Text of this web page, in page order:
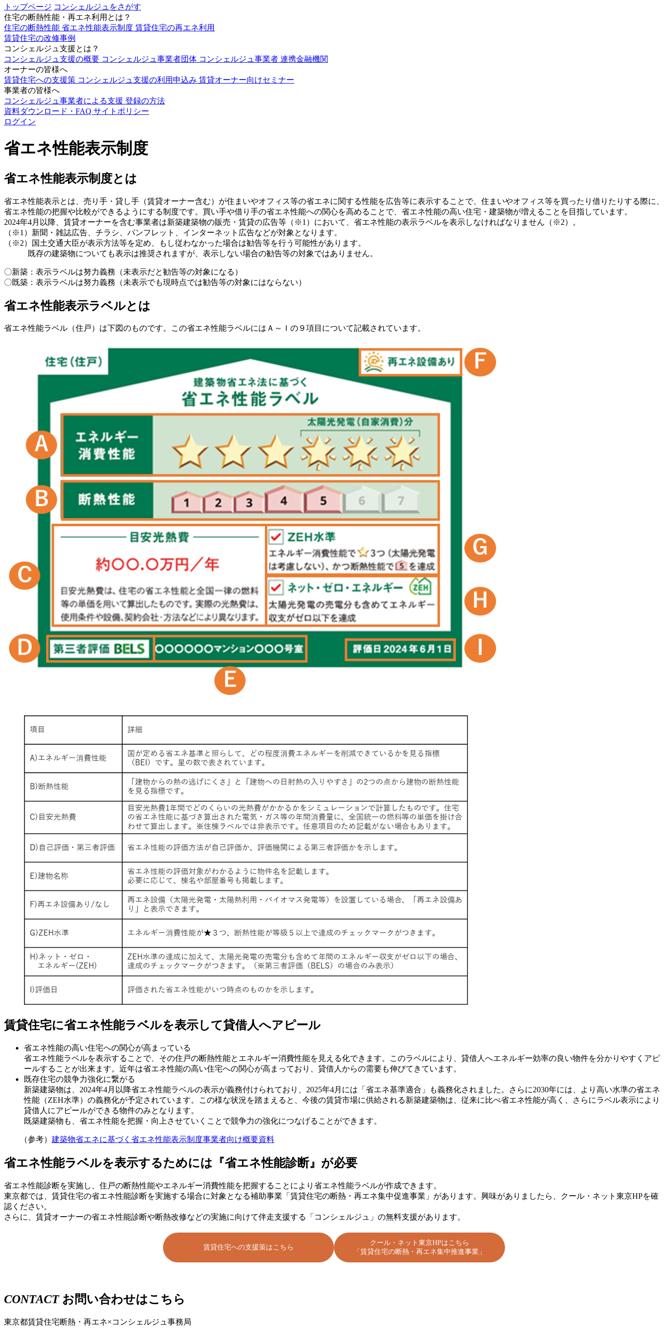
トップページ コンシェルジュをさがす
住宅の断熱性能・再エネ利用とは？
住宅の断熱性能 省エネ性能表示制度 賃貸住宅の再エネ利用
賃貸住宅の改修事例
コンシェルジュ支援とは？
コンシェルジュ支援の概要 コンシェルジュ事業者団体 コンシェルジュ事業者 連携金融機関
オーナーの皆様へ
賃貸住宅への支援策 コンシェルジュ支援の利用申込み 賃貸オーナー向けセミナー
事業者の皆様へ
コンシェルジュ事業者による支援 登録の方法
資料ダウンロード・FAQ サイトポリシー
ログイン
省エネ性能表示制度
省エネ性能表示制度とは
省エネ性能表示とは、売り手・貸し手（賃貸オーナー含む）が住まいやオフィス等の省エネに関する性能を広告等に表示することで、住まいやオフィス等を買ったり借りたりする際に、
省エネ性能の把握や比較ができるようにする制度です。買い手や借り手の省エネ性能への関心を高めることで、省エネ性能の高い住宅・建築物が増えることを目指しています。
2024年4月以降、賃貸オーナーを含む事業者は新築建築物の販売・賃貸の広告等（※1）において、省エネ性能の表示ラベルを表示しなければなりません（※2）。
（※1）新聞・雑誌広告、チラシ、パンフレット、インターネット広告などが対象となります。
（※2）国土交通大臣が表示方法等を定め、もし従わなかった場合は勧告等を行う可能性があります。
既存の建築物についても表示は推奨されますが、表示しない場合の勧告等の対象ではありません。
〇新築：表示ラベルは努力義務（未表示だと勧告等の対象になる）
〇既築：表示ラベルは努力義務（未表示でも現時点では勧告等の対象にはならない）
省エネ性能表示ラベルとは
省エネ性能ラベル（住戸）は下図のものです。この省エネ性能ラベルにはＡ～Ｉの９項目について記載されています。
賃貸住宅に省エネ性能ラベルを表示して貸借人へアピール
省エネ性能の高い住宅への関心が高まっている
省エネ性能ラベルを表示することで、その住戸の断熱性能とエネルギー消費性能を見える化できます。このラベルにより、貸借人へエネルギー効率の良い物件を分かりやすくアピ
ールすることが出来ます。近年は省エネ性能の高い住宅への関心が高まっており、貸借人からの需要も伸びてきています。
既存住宅の競争力強化に繋がる
新築建築物は、2024年4月以降省エネ性能ラベルの表示が義務付けられており、2025年4月には「省エネ基準適合」も義務化されました。さらに2030年には、より高い水準の省エネ
性能（ZEH水準）の義務化が予定されています。この様な状況を踏まえると、今後の賃貸市場に供給される新築建築物は、従来に比べ省エネ性能が高く、さらにラベル表示により
貸借人にアピールができる物件のみとなります。
既築建築物も、省エネ性能を把握・向上させていくことで競争力の強化につなげることができます。
（参考） 建築物省エネに基づく省エネ性能表示制度事業者向け概要資料
省エネ性能ラベルを表示するためには『省エネ性能診断』が必要
省エネ性能診断を実施し、住戸の断熱性能やエネルギー消費性能を把握することにより省エネ性能ラベルが作成できます。
東京都では、賃貸住宅の省エネ性能診断を実施する場合に対象となる補助事業「賃貸住宅の断熱・再エネ集中促進事業」があります。興味がありましたら、クール・ネット東京HPを確
認ください。
さらに、賃貸オーナーの省エネ性能診断や断熱改修などの実施に向けて伴走支援する「コンシェルジュ」の無料支援があります。
賃貸住宅への支援策はこちら
クール・ネット東京HPはこちら
「賃貸住宅の断熱・再エネ集中推進事業」
CONTACT お問い合わせはこちら
東京都賃貸住宅断熱・再エネ×コンシェルジュ事務局